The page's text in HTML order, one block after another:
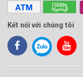
Kết nối với chúng tôi